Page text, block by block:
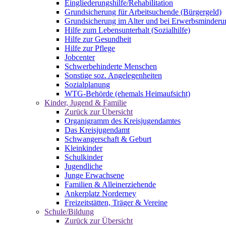
Eingliederungshilfe/Rehabilitation
Grundsicherung für Arbeitsuchende (Bürgergeld)
Grundsicherung im Alter und bei
Hilfe zum Lebensunterhalt (Sozialhilfe)
Hilfe zur Gesundheit
Hilfe zur Pflege
Jobcenter
Schwerbehinderte Menschen
Sonstige soz. Angelegenheiten
Sozialplanung
WTG-Behörde (ehemals Heimaufsicht)
Kinder, Jugend & Familie
Zurück zur Übersicht
Organigramm des Kreisjugendamtes
Das Kreisjugendamt
Schwangerschaft & Geburt
Kleinkinder
Schulkinder
Jugendliche
Junge Erwachsene
Familien & Alleinerziehende
Ankerplatz Norderney
Freizeitstätten, Träger & Vereine
Schule/Bildung
Zurück zur Übersicht